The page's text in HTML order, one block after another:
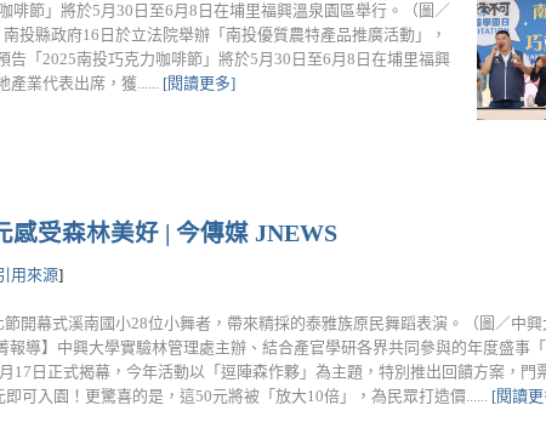
啡節」將於5月30日至6月8日在埔里福興溫泉園區舉行。（圖／
投縣政府16日於立法院舉辦「南投優質農特產品推廣活動」，
「2025南投巧克力咖啡節」將於5月30日至6月8日在埔里福興
產業代表出席，獲...... [閱讀更多]
受森林美好 | 今傳媒 JNEWS
用來源]
開幕式溪南國小28位小舞者，帶來精採的泰雅族原民舞蹈表演。（圖／中
報導】中興大學實驗林管理處主辦、結合產官學研各界共同參與的年度盛事
17日正式揭幕，今年活動以「逗陣森作夥」為主題，特別推出回饋方案，門
即可入園！更驚喜的是，這50元將被「放大10倍」，為民眾打造價...... [閱讀